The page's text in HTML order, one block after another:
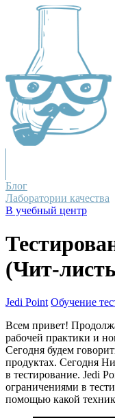
Блог
Лаборатории качества
В учебный центр
(Чит-
Jedi Point Обучение
Всем привет!
рабочей практики и
Сегодня будем
продуктах. Сегодня
в тестирование. Jedi
ограничениями в
помощью какой